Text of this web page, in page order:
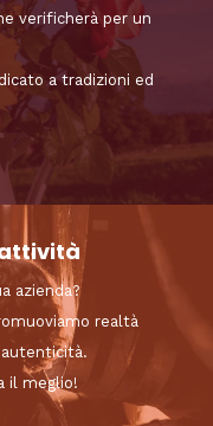
verificherà per un
a tradizioni ed
azienda?
realtà
il meglio!